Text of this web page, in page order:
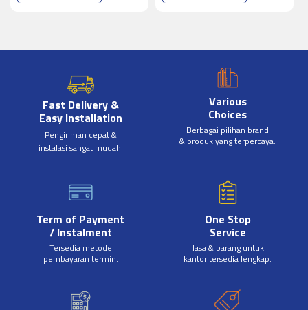
Fast Delivery &
Easy Installation
Pengiriman cepat &
instalasi sangat mudah.
Various
Choices
Berbagai pilihan brand
& produk yang terpercaya.
Term of Payment
/ Instalment
Tersedia metode
pembayaran termin.
One Stop
Service
Jasa & barang untuk
kantor tersedia lengkap.